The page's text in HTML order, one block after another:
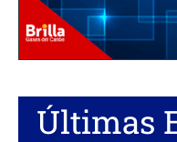
Últimas